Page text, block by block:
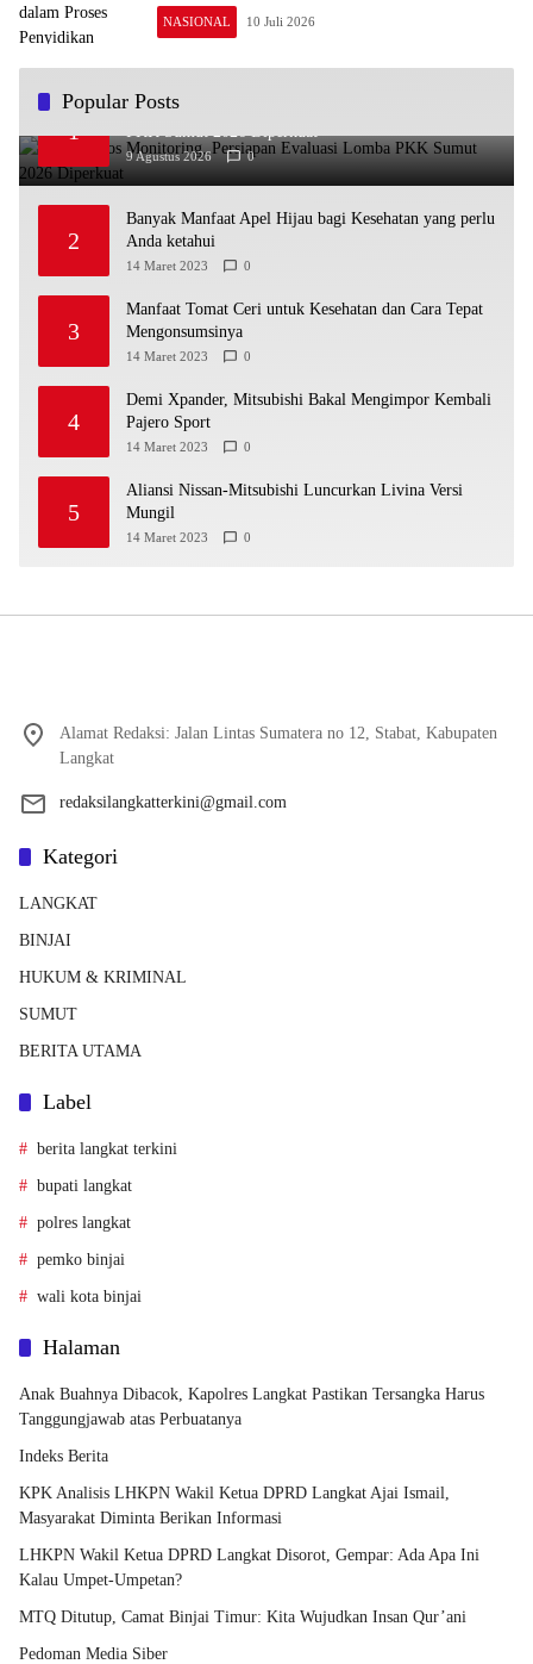
NASIONAL 10 Juli 2026
Popular Posts
1
Binjai Lolos Monitoring, Persiapan Evaluasi Lomba
PKK Sumut 2026 Diperkuat
9 Agustus 2026 0
2
Banyak Manfaat Apel Hijau bagi Kesehatan yang perlu
Anda ketahui
14 Maret 2023 0
3
Manfaat Tomat Ceri untuk Kesehatan dan Cara Tepat
Mengonsumsinya
14 Maret 2023 0
4
Demi Xpander, Mitsubishi Bakal Mengimpor Kembali
Pajero Sport
14 Maret 2023 0
5
Aliansi Nissan-Mitsubishi Luncurkan Livina Versi
Mungil
14 Maret 2023 0
Alamat Redaksi: Jalan Lintas Sumatera no 12, Stabat, Kabupaten
Langkat
redaksilangkatterkini@gmail.com
Kategori
LANGKAT
BINJAI
HUKUM & KRIMINAL
SUMUT
BERITA UTAMA
Label
berita langkat terkini
bupati langkat
polres langkat
pemko binjai
wali kota binjai
Halaman
Anak Buahnya Dibacok, Kapolres Langkat Pastikan Tersangka Harus
Tanggungjawab atas Perbuatanya
Indeks Berita
KPK Analisis LHKPN Wakil Ketua DPRD Langkat Ajai Ismail,
Masyarakat Diminta Berikan Informasi
LHKPN Wakil Ketua DPRD Langkat Disorot, Gempar: Ada Apa Ini
Kalau Umpet-Umpetan?
MTQ Ditutup, Camat Binjai Timur: Kita Wujudkan Insan Qur’ani
Pedoman Media Siber